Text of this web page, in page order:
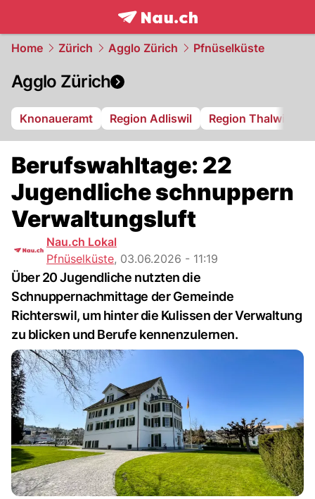
frontpage.NAU.ch
Home Zürich Agglo Zürich Pfnüselküste
Agglo Zürich
Knonaueramt Region Adliswil Region Thalwil
Berufswahltage: 22
Jugendliche schnuppern
Verwaltungsluft
Nau.ch Lokal
Pfnüselküste, 03.06.2026 - 11:19
Über 20 Jugendliche nutzten die
Schnuppernachmittage der Gemeinde
Richterswil, um hinter die Kulissen der Verwaltung
zu blicken und Berufe kennenzulernen.